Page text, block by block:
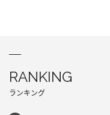
RANKING
ランキング